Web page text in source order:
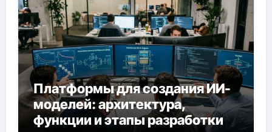
Платформы для создания ИИ-
моделей: архитектура,
функции и этапы разработки